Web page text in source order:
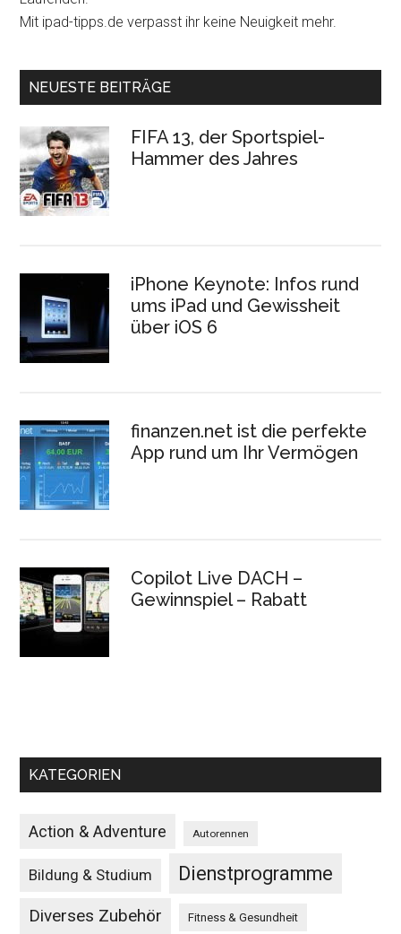
Mit ipad-tipps.de verpasst ihr keine Neuigkeit mehr.
NEUESTE BEITRÄGE
FIFA 13, der Sportspiel-
Hammer des Jahres
iPhone Keynote: Infos rund
ums iPad und Gewissheit
über iOS 6
finanzen.net ist die perfekte
App rund um Ihr Vermögen
Copilot Live DACH –
Gewinnspiel – Rabatt
KATEGORIEN
Action & Adventure Autorennen
Bildung & Studium Dienstprogramme
Diverses Zubehör Fitness & Gesundheit